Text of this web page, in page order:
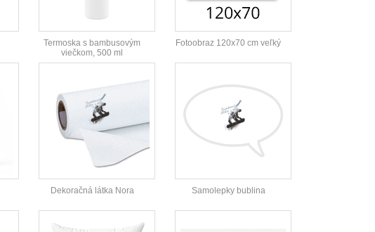
Termoska s bambusovým
viečkom, 500 ml
Fotoobraz 120x70 cm veľký
Dekoračná látka Nora Samolepky bublina